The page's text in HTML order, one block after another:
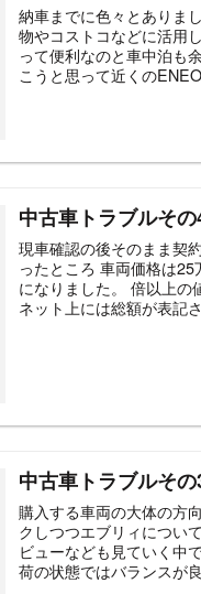
納車までに色々とありま
物やコストコなどに活用
って便利なのと車中泊も
こうと思って近くの
中古車トラブルそ
現車確認の後そのまま契
ったところ 車両価格は
になりました。 倍以上の
ネット上には総額が表記
中古車トラブルそ
購入する車両の大体の方
クしつつエブリィについ
ビューなども見ていく中
荷の状態ではバランスが